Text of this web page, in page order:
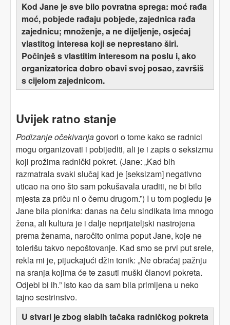
Kod Jane je sve bilo povratna sprega: moć rađa
moć, pobjede rađaju pobjede, zajednica rađa
zajednicu; množenje, a ne dijeljenje, osjećaj
vlastitog interesa koji se neprestano širi.
Počinješ s vlastitim interesom na poslu i, ako
organizatorica dobro obavi svoj posao, završiš
s cijelom zajednicom.
Uvijek ratno stanje
Podizanje očekivanjagovori o tome kako se radnici
mogu organizovati i pobijediti, ali je i zapis o seksizmu
koji prožima radnički pokret. (Jane: „Kad bih
razmatrala svaki slučaj kad je [seksizam] negativno
uticao na ono što sam pokušavala uraditi, ne bi bilo
mjesta za priču ni o čemu drugom.”) I u tom pogledu je
Jane bila pionirka: danas na čelu sindikata ima mnogo
žena, ali kultura je i dalje neprijateljski nastrojena
prema ženama, naročito onima poput Jane, koje ne
tolerišu takvo nepoštovanje. Kad smo se prvi put srele,
rekla mi je, pijuckajući džin tonik: „Ne obraćaj pažnju
na sranja kojima će te zasuti muški članovi pokreta.
Odjebi bi ih.” Isto kao da sam bila primljena u neko
tajno sestrinstvo.
U stvari je zbog slabih tačaka radničkog pokreta